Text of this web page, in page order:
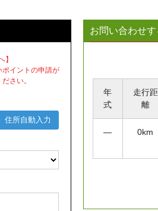
ポイントの申請が
さい。
住所自動入力
お問い合わせ
年
式
走行距
離
― 0km